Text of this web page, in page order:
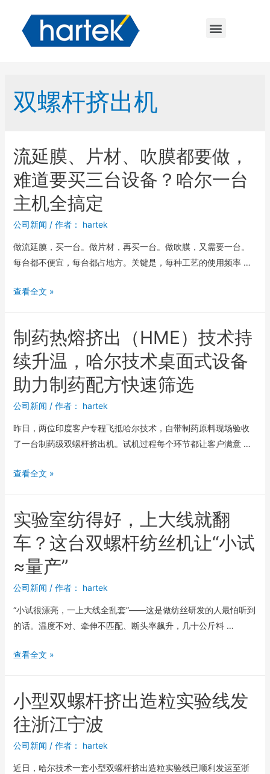
双螺杆挤出机
流延膜、片材、吹膜都要做，
难道要买三台设备？哈尔一台
主机全搞定
公司新闻 / 作者： hartek
做流延膜，买一台。做片材，再买一台。做吹膜，又需要一台。
每台都不便宜，每台都占地方。关键是，每种工艺的使用频率 …
查看全文 »
制药热熔挤出（HME）技术持
续升温，哈尔技术桌面式设备
助力制药配方快速筛选
公司新闻 / 作者： hartek
昨日，两位印度客户专程飞抵哈尔技术，自带制药原料现场验收
了一台制药级双螺杆挤出机。试机过程每个环节都让客户满意 …
查看全文 »
实验室纺得好，上大线就翻
车？这台双螺杆纺丝机让“小试
≈量产”
公司新闻 / 作者： hartek
“小试很漂亮，一上大线全乱套”——这是做纺丝研发的人最怕听到
的话。温度不对、牵伸不匹配、断头率飙升，几十公斤料 …
查看全文 »
小型双螺杆挤出造粒实验线发
往浙江宁波
公司新闻 / 作者： hartek
近日，哈尔技术一套小型双螺杆挤出造粒实验线已顺利发运至浙